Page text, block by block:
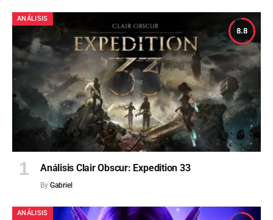
8.8
ANÁLISIS
Análisis Clair Obscur: Expedition 33
By Gabriel
ANÁLISIS